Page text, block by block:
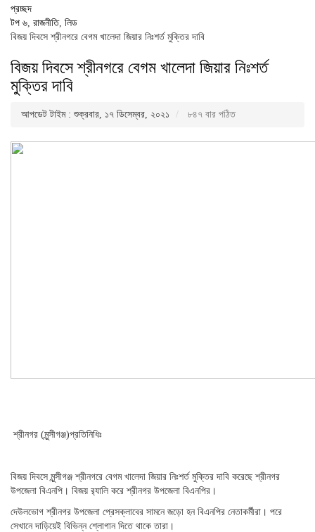
প্রচ্ছদ
টপ ৬, রাজনীতি, লিড
বিজয় দিবসে শ্রীনগরে বেগম খালেদা জিয়ার নিঃশর্ত মুক্তির দাবি
বিজয় দিবসে শ্রীনগরে বেগম খালেদা জিয়ার নিঃশর্ত
মুক্তির দাবি
আপডেট টাইম : শুক্রবার, ১৭ ডিসেম্বর, ২০২১ ৮৪৭ বার পঠিত
শ্রীনগর (মুন্সীগঞ্জ)প্রতিনিধিঃ
বিজয় দিবসে মুন্সীগঞ্জ শ্রীনগরে বেগম খালেদা জিয়ার নিঃশর্ত মুক্তির দাবি করেছে শ্রীনগর
উপজেলা বিএনপি। বিজয় র‌্যালি করে শ্রীনগর উপজেলা বিএনপির।
দেউলভোগ শ্রীনগর উপজেলা প্রেসক্লাবের সামনে জড়ো হন বিএনপির নেতাকর্মীরা। পরে
সেখানে দাড়িয়েই বিভিন্ন শ্লোগান দিতে থাকে তারা।